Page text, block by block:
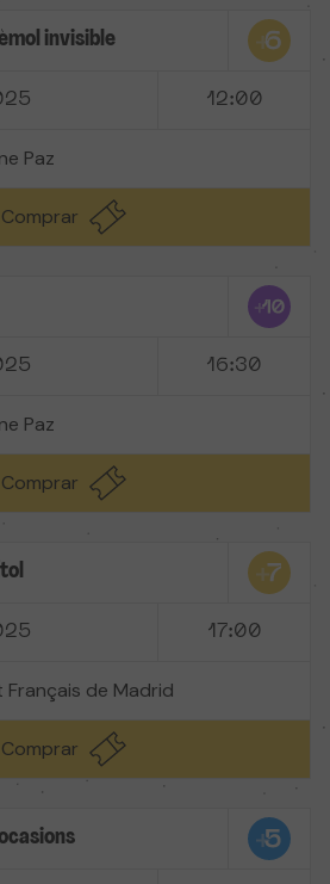
invisible
12:00
Paz
Comprar
16:30
Paz
Comprar
17:00
de Madrid
Comprar